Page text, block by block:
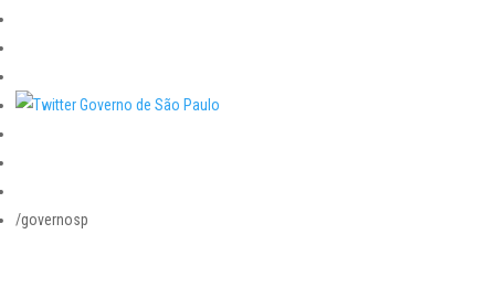
/governosp